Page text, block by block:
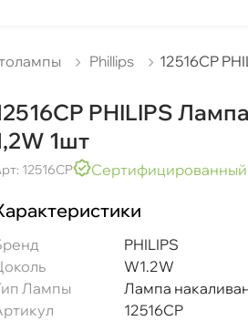
Phillips 12516CP
PHILIPS
1шт
12516CP Сертифицированный
PHILIPS
W1.2W
Лампы
Лампа
12516CP